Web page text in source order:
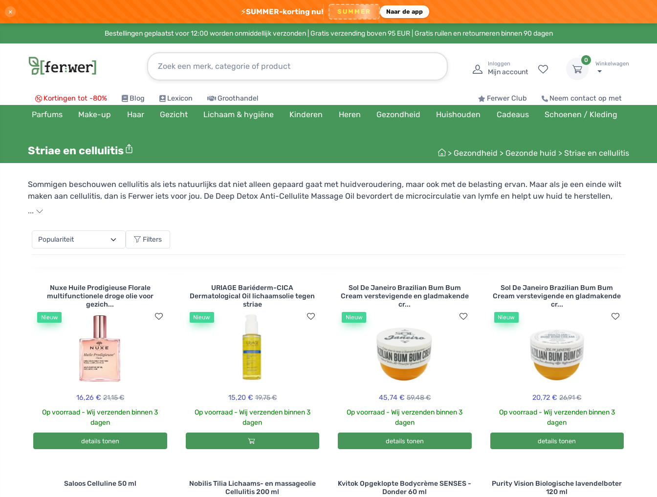
× ⚡SUMMER-korting nu! SUMMER Naar de app
Bestellingen geplaatst voor 12:00 worden onmiddellijk verzonden | Gratis verzending boven 95 EUR| Gratis ruilen en retourneren binnen 90 dagen
Inloggen
Mijn account
0
Winkelwagen
Kortingen tot -80% Blog Lexicon Groothandel Ferwer Club Neem contact op met
Parfums Make-up Haar Gezicht Lichaam & hygiëne Kinderen Heren Gezondheid Huishouden Cadeaus Schoenen / Kleding
> Gezondheid > Gezonde huid > Striae en cellulitis
Striae en cellulitis
Sommigen beschouwen cellulitis als iets natuurlijks dat niet alleen gepaard gaat met huidveroudering, maar ook met de belasting ervan. Maar als je een einde wilt
maken aan cellulitis, dan is Ferwer iets voor jou. De Deep Detox Anti-Cellulite Massage Oil bevordert de microcirculatie van lymfe en helpt uw huid te herstellen,
gladder en zachter te maken. Voeg lichaamsbeweging en een gezond dieet toe en u zult nooit meer van cellulitis dromen.
...
Filters
Nuxe Huile Prodigieuse Florale
multifunctionele droge olie voor
gezich...
Nieuw
16,26 € 21,15 €
Op voorraad - Wij verzenden binnen 3
dagen
details tonen
URIAGE Bariéderm-CICA
Dermatological Oil lichaamsolie tegen
striae
Nieuw
15,20 € 19,75 €
Op voorraad - Wij verzenden binnen 3
dagen
Sol De Janeiro Brazilian Bum Bum
Cream verstevigende en gladmakende
cr...
Nieuw
45,74 € 59,48 €
Op voorraad - Wij verzenden binnen 3
dagen
details tonen
Sol De Janeiro Brazilian Bum Bum
Cream verstevigende en gladmakende
cr...
Nieuw
20,72 € 26,91 €
Op voorraad - Wij verzenden binnen 3
dagen
details tonen
Saloos Celluline 50 ml
Nobilis Tilia Lichaams- en massageolie
Cellulitis 200 ml
Kvitok Opgeklopte Bodycrème SENSES -
Donder 60 ml
Purity Vision Biologische lavendelboter
120 ml